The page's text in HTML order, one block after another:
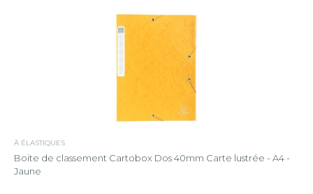
À ÉLASTIQUES
Boite de classement Cartobox Dos 40mm Carte lustrée - A4 -
Jaune